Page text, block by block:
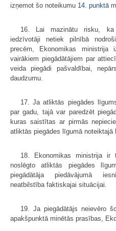
izņemot šo noteikumu 14. punktā
16. Lai mazinātu risku, ka
iedzīvotāji netiek pilnībā
precēm, Ekonomikas
vairākiem piegādātājiem par
veida piegādi pašvaldībai,
daudzumu.
17. Ja atliktās piegādes
par gadu, tajā var paredzēt
kuras saistītas ar pirmās
atliktās piegādes līgumā noteiktajā
18. Ekonomikas ministrija
noslēgto atliktās piegādes
piegādātāja piedāvājumā
neatbilstība faktiskajai situācijai.
19. Ja piegādātājs neievēro
apakšpunktā minētās prasības,